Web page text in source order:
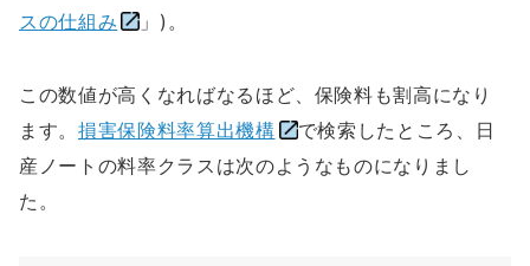
スの仕組み
」)。
この数値が高くなればなるほど、保険料も割高になり
ます。 損害保険料率算出機構
で検索したところ、日
産ノートの料率クラスは次のようなものになりまし
た。